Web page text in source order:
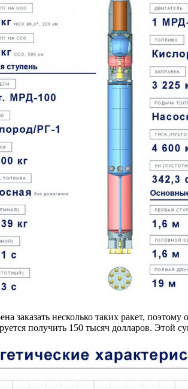
заказать несколько таких ракет,
получить 150 тысяч долларов. Этой